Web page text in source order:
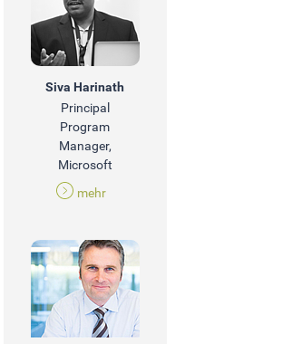
Siva Harinath
Principal
Program
Manager,
Microsoft
mehr